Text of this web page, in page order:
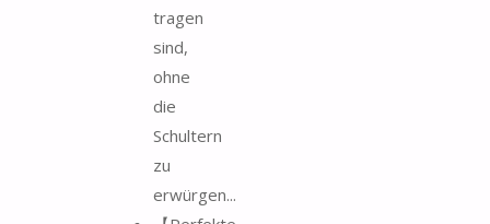
tragen
sind,
ohne
die
Schultern
zu
erwürgen...